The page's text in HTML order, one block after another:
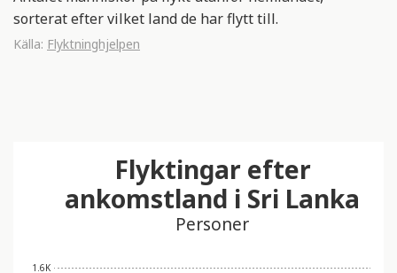
sorterat efter vilket land de har flytt till.
Källa: Flyktninghjelpen
1.6K
Flyktingar efter
ankomstland i Sri Lanka
Personer